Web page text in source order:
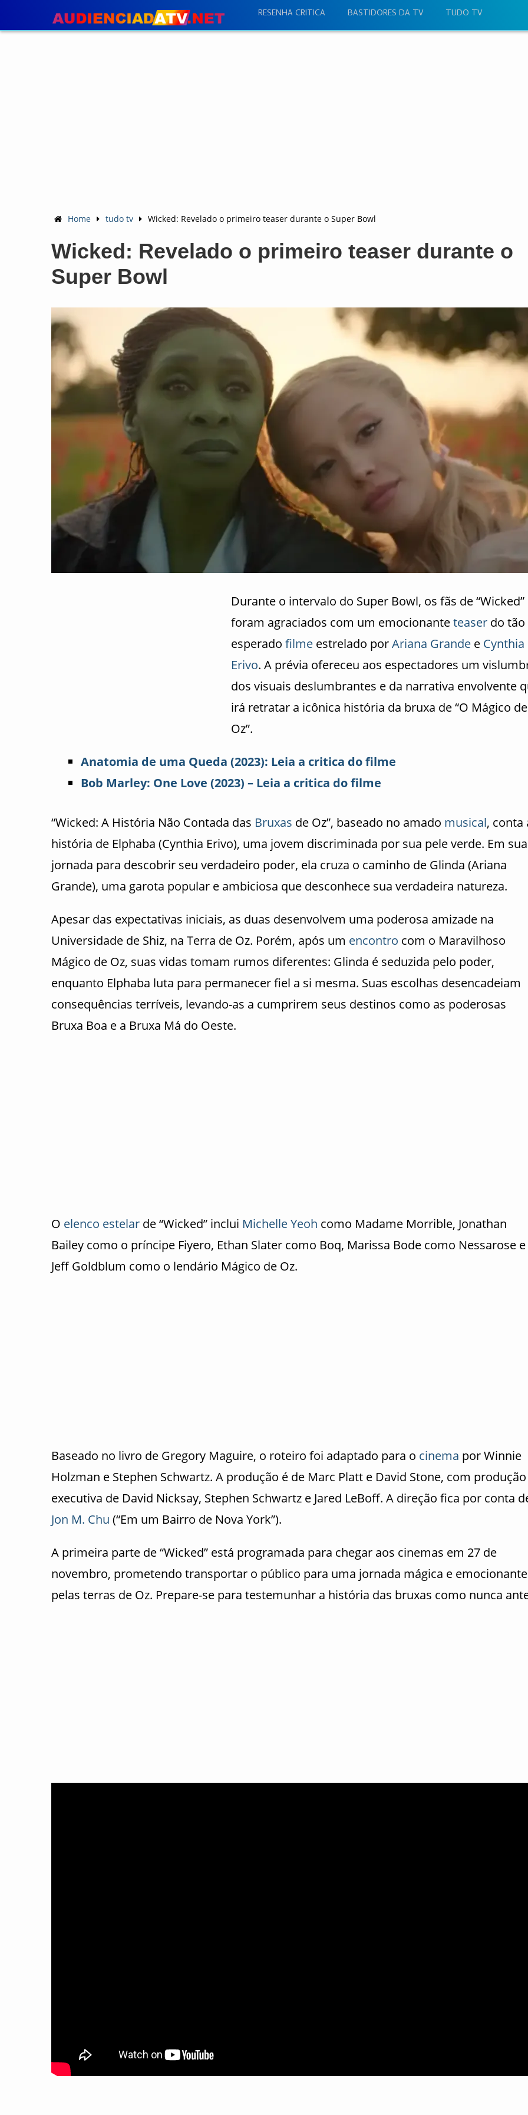
RESENHA CRITICA BASTIDORES DA TV TUDO TV
Home tudo tv Wicked: Revelado o primeiro teaser durante o Super Bowl
Wicked: Revelado o primeiro teaser durante o
Super Bowl
Durante o intervalo do Super Bowl, os fãs de “Wicked”
foram agraciados com um emocionanteteaser do tão
esperado filme estrelado porAriana Grande e Cynthia
Erivo. A prévia ofereceu aos espectadores um
dos visuais deslumbrantes e da narrativa envolvente
irá retratar a icônica história da bruxa de “O Mágico de
Oz”.
Anatomia de uma Queda (2023): Leia a critica do filme
Bob Marley: One Love (2023) – Leia a critica do filme
“Wicked: A História Não Contada das Bruxas de Oz”, baseado no amado musical, conta
história de Elphaba (Cynthia Erivo), uma jovem discriminada por sua pele verde. Em sua
jornada para descobrir seu verdadeiro poder, ela cruza o caminho de Glinda (Ariana
Grande), uma garota popular e ambiciosa que desconhece sua verdadeira natureza.
Apesar das expectativas iniciais, as duas desenvolvem uma poderosa amizade na
Universidade de Shiz, na Terra de Oz. Porém, após um encontro com o Maravilhoso
Mágico de Oz, suas vidas tomam rumos diferentes: Glinda é seduzida pelo poder,
enquanto Elphaba luta para permanecer fiel a si mesma. Suas escolhas desencadeiam
consequências terríveis, levando-as a cumprirem seus destinos como as poderosas
Bruxa Boa e a Bruxa Má do Oeste.
O elenco estelar de “Wicked” inclui Michelle Yeoh como Madame Morrible, Jonathan
Bailey como o príncipe Fiyero, Ethan Slater como Boq, Marissa Bode como Nessarose e
Jeff Goldblum como o lendário Mágico de Oz.
Baseado no livro de Gregory Maguire, o roteiro foi adaptado para o cinema por Winnie
Holzman e Stephen Schwartz. A produção é de Marc Platt e David Stone, com produção
executiva de David Nicksay, Stephen Schwartz e Jared LeBoff. A direção fica por conta
Jon M. Chu (“Em um Bairro de Nova York”).
A primeira parte de “Wicked” está programada para chegar aos cinemas em 27 de
novembro, prometendo transportar o público para uma jornada mágica e emocionante
pelas terras de Oz. Prepare-se para testemunhar a história das bruxas como nunca